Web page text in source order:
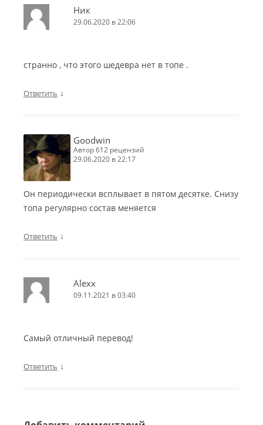
Ник
29.06.2020 в 22:06
странно , что этого шедевра нет в топе .
Ответить ↓
Goodwin
автор 612 рецензий
29.06.2020 в 22:17
Он периодически всплывает в пятом десятке. Снизу
топа регулярно состав меняется
Ответить ↓
Alexx
09.11.2021 в 03:40
Самый отличный перевод!
Ответить ↓